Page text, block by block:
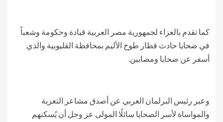
كما تقدم بالعزاء لجمهورية مصر العربية قيادة وحكومة وشعباً
في ضحايا حادث قطار طوخ الأليم بمحافظة القليوبية والذي
أسفر عن ضحايا ومصابين.
وعبر رئيس البرلمان العربي عن أصدق مشاعر التعزية
والمواساة لأسر الضحايا سائلًا المولى عز وجل أن يُسكنهم